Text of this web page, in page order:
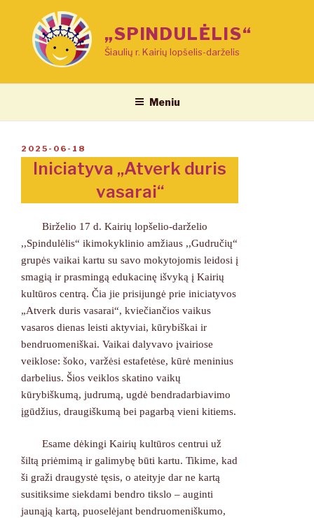
„SPINDULĖLIS“
Šiaulių r. Kairių lopšelis-darželis
Meniu
PASKELBTA
2025-06-18
Iniciatyva „Atverk duris
vasarai“
Birželio 17 d. Kairių lopšelio-darželio
,,Spindulėlis“ ikimokyklinio amžiaus ,,Gudručių“
grupės vaikai kartu su savo mokytojomis leidosi į
smagią ir prasmingą edukacinę išvyką į Kairių
kultūros centrą. Čia jie prisijungė prie iniciatyvos
„Atverk duris vasarai“, kviečiančios vaikus
vasaros dienas leisti aktyviai, kūrybiškai ir
bendruomeniškai. Vaikai dalyvavo įvairiose
veiklose: šoko, varžėsi estafetėse, kūrė meninius
darbelius. Šios veiklos skatino vaikų
kūrybiškumą, judrumą, ugdė bendradarbiavimo
įgūdžius, draugiškumą bei pagarbą vieni kitiems.
Esame dėkingi Kairių kultūros centrui už
šiltą priėmimą ir galimybę būti kartu. Tikime, kad
ši graži draugystė tęsis, o ateityje dar ne kartą
susitiksime siekdami bendro tikslo – auginti
jaunąją kartą, puoselėjant bendruomeniškumo,